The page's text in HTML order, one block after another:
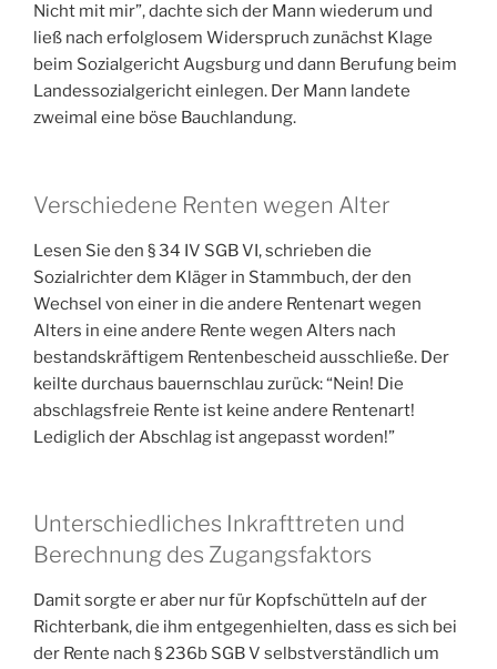
Nicht mit mir”, dachte sich der Mann wiederum und
ließ nach erfolglosem Widerspruch zunächst Klage
beim Sozialgericht Augsburg und dann Berufung beim
Landessozialgericht einlegen. Der Mann landete
zweimal eine böse Bauchlandung.
Verschiedene Renten wegen Alter
Lesen Sie den § 34 IV SGB VI, schrieben die
Sozialrichter dem Kläger in Stammbuch, der den
Wechsel von einer in die andere Rentenart wegen
Alters in eine andere Rente wegen Alters nach
bestandskräftigem Rentenbescheid ausschließe. Der
keilte durchaus bauernschlau zurück: “Nein! Die
abschlagsfreie Rente ist keine andere Rentenart!
Lediglich der Abschlag ist angepasst worden!”
Unterschiedliches Inkrafttreten und
Berechnung des Zugangsfaktors
Damit sorgte er aber nur für Kopfschütteln auf der
Richterbank, die ihm entgegenhielten, dass es sich bei
der Rente nach § 236b SGB V selbstverständlich um